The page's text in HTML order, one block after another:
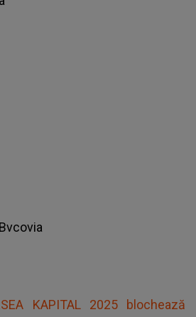
KAPITAL 2025 blochează